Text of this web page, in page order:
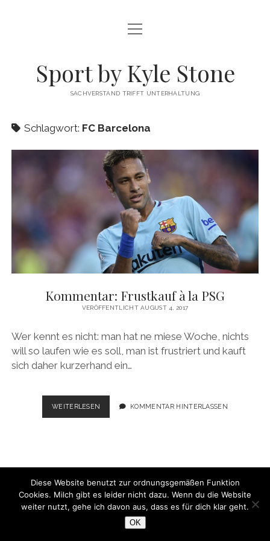
FUSSBALL
DATENSCHUTZ
Menü
öffnen
Sport by Kyle Stone
SACHVERSTAND TRIFFT UNTERHALTUNG
Schlagwort: FC Barcelona
Kommentar: Frustkauf à la PSG
VERÖFFENTLICHT AUGUST 4, 2017
Wer kennt es nicht: man hat ne miese Woche, nichts
will so laufen wie es soll, man ist frustriert und kauft
sich daher kurzerhand ein…
WEITERLESEN KOMMENTAR:
FRUSTKAUF
KOMMENTAR HINTERLASSEN
WordPress-Theme Chosenvon Compete Themes.
Diese Website benutzt zur ordnungsgemäßen Funktion
Cookies. Milch gibt es leider nicht dazu. Wenn du die Website
weiter nutzt, gehe ich davon aus, dass es für dich klar geht.
OK